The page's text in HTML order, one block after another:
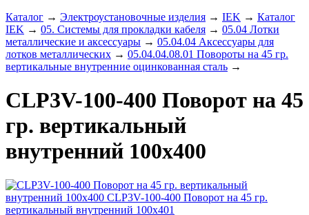
Каталог → Электроустановочные изделия → IEK → Каталог
IEK → 05. Системы для прокладки кабеля → 05.04 Лотки
металлические и аксессуары → 05.04.04 Аксессуары для
лотков металлических → 05.04.04.08.01 Повороты на 45 гр.
вертикальные внутренние оцинкованная сталь →
CLP3V-100-400 Поворот на 45
гр. вертикальный
внутренний 100х400